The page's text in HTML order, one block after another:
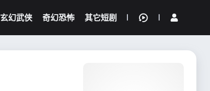
玄幻武侠 奇幻恐怖 其它短剧
我的观影记录